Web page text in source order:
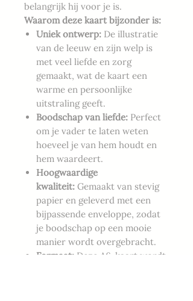
belangrijk hij voor je is.
Waarom deze kaart bijzonder is:
Uniek ontwerp: De illustratie
van de leeuw en zijn welp is
met veel liefde en zorg
gemaakt, wat de kaart een
warme en persoonlijke
uitstraling geeft.
Boodschap van liefde: Perfect
om je vader te laten weten
hoeveel je van hem houdt en
hem waardeert.
Hoogwaardige
kwaliteit: Gemaakt van stevig
papier en geleverd met een
bijpassende enveloppe, zodat
je boodschap op een mooie
manier wordt overgebracht.
Formaat: Deze A6-kaart wordt